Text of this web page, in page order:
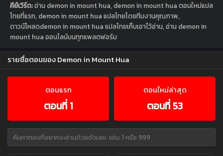
คีย์เวิร์ด:อ่าน demon in mount hua, demon in mount hua ตอนใหม่แปล
ไทยที่แรก, demon in mount hua แปลไทยโดยทีมงานคุณภาพ,
ดาวน์โหลดdemon in mount hua แปลไทยเก็บเอาไว้อ่าน, อ่าน demon in
mount hua ออนไลน์บนทุกแพลตฟอร์ม
รายชื่อตอนของ Demon in Mount Hua
ตอนแรก
ตอนที่ 1
ตอนใหม่ล่าสุด
ตอนที่ 53